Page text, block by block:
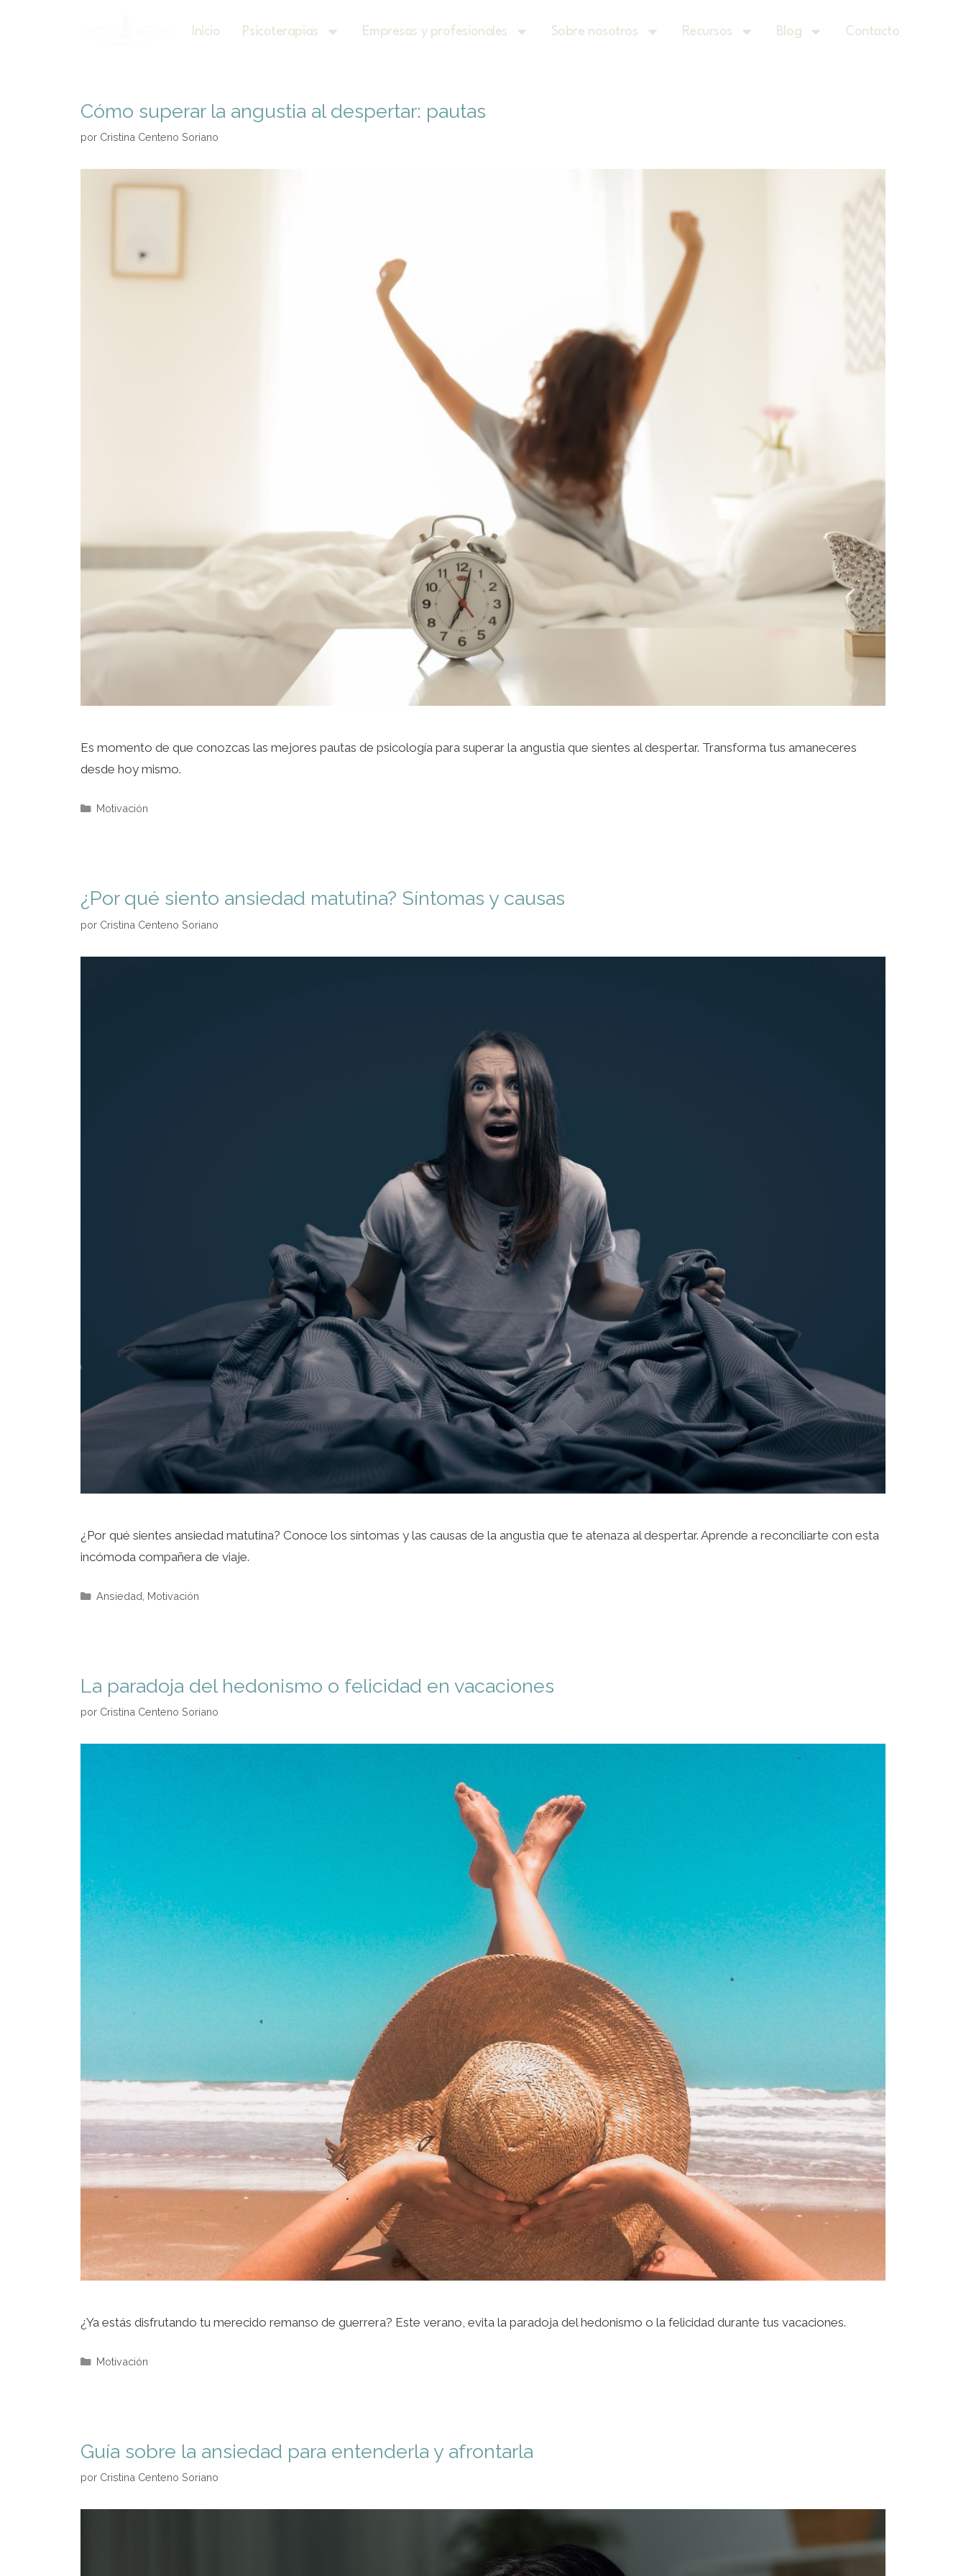
Inicio Psicoterapias Empresas y profesionales Sobre nosotros Recursos Blog Contacto
Cómo superar la angustia al despertar: pautas
por Cristina Centeno Soriano
Es momento de que conozcas las mejores pautas de psicología para superar la angustia que sientes al despertar. Transforma tus amaneceres
desde hoy mismo.
Motivación
¿Por qué siento ansiedad matutina? Síntomas y causas
por Cristina Centeno Soriano
¿Por qué sientes ansiedad matutina? Conoce los síntomas y las causas de la angustia que te atenaza al despertar. Aprende a reconciliarte con esta
incómoda compañera de viaje.
Ansiedad Motivación
La paradoja del hedonismo o felicidad en vacaciones
por Cristina Centeno Soriano
¿Ya estás disfrutando tu merecido remanso de guerrera? Este verano, evita la paradoja del hedonismo o la felicidad durante tus vacaciones.
Motivación
Guía sobre la ansiedad para entenderla y afrontarla
por Cristina Centeno Soriano